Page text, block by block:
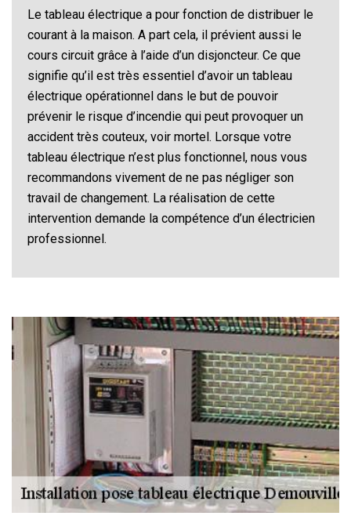
Le tableau électrique a pour fonction de distribuer le
courant à la maison. A part cela, il prévient aussi le
cours circuit grâce à l’aide d’un disjoncteur. Ce que
signifie qu’il est très essentiel d’avoir un tableau
électrique opérationnel dans le but de pouvoir
prévenir le risque d’incendie qui peut provoquer un
accident très couteux, voir mortel. Lorsque votre
tableau électrique n’est plus fonctionnel, nous vous
recommandons vivement de ne pas négliger son
travail de changement. La réalisation de cette
intervention demande la compétence d’un électricien
professionnel.